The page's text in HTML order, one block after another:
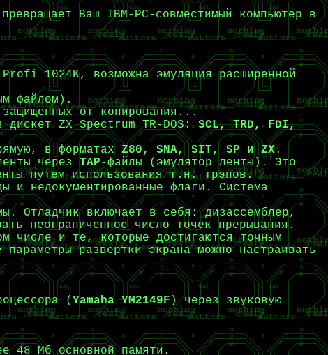
Ваш IBM-PC-совместимый компьютер в
1024K, возможна эмуляция расширенной
файлом).
от копирования...
дискет ZX Spectrum TR-DOS: SCL, TRD, FDI,
в форматах Z80, SNA, SIT, SP и ZX.
через TAP-файлы (эмулятор ленты). Это
путем использования т.н. трэпов.
и недокументированные флаги. Система
Отладчик включает в себя: дизассемблер,
неограниченное число точек прерывания.
числе и те, которые достигаются точным
развертки экрана можно настраивать
( Yamaha YM2149F ) через звуковую
48 Мб основной памяти.